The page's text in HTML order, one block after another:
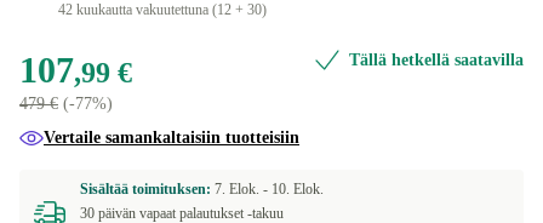
42 kuukautta vakuutettuna (12 + 30)
107,99 €
479 € (-77%)
Tällä hetkellä saatavilla
Vertaile samankaltaisiin tuotteisiin
Sisältää toimituksen: 7. Elok. - 10. Elok.
30 päivän vapaat palautukset -takuu